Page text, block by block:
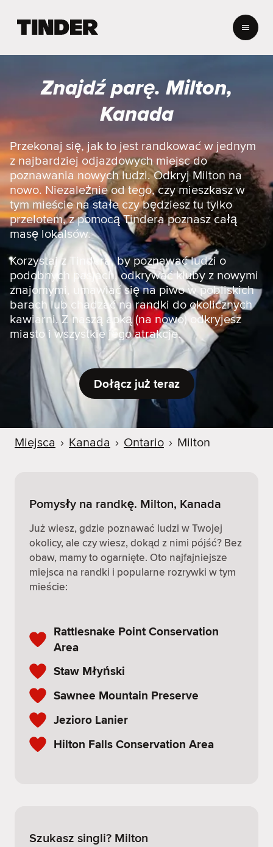
e
r
t
o
n
a
g
ł
ó
w
n
a
Znajdź parę. Milton,
Kanada
Przekonaj się, jak to jest randkować w jednym
z najbardziej odjazdowych miejsc do
poznawania nowych ludzi. Odkryj Milton na
nowo. Niezależnie od tego, czy mieszkasz w
tym mieście na stałe czy będziesz tu tylko
przelotem, z pomocą Tindera poznasz całą
masę lokalsów.
Korzystaj z Tindera, by poznawać ludzi o
podobnych pasjach, odkrywać kluby z nowymi
znajomymi, umawiać się na piwo w pobliskich
barach lub chadzać na randki do okolicznych
kawiarni. Z naszą apką (na nowo) odkryjesz
miasto i wszystkie jego atrakcje.
Dołącz już teraz
Miejsca › Kanada › Ontario › Milton
Pomysły na randkę. Milton, Kanada
Już wiesz, gdzie poznawać ludzi w Twojej
okolicy, ale czy wiesz, dokąd z nimi pójść? Bez
obaw, mamy to ogarnięte. Oto najfajniejsze
miejsca na randki i popularne rozrywki w tym
mieście:
Rattlesnake Point Conservation
Area
Staw Młyński
Sawnee Mountain Preserve
Jezioro Lanier
Hilton Falls Conservation Area
Szukasz singli? Milton